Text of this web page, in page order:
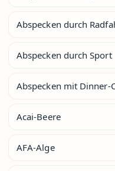
Abspecken durch
Abspecken durch Sport
Abspecken mit Dinner-
Acai-Beere
AFA-Alge